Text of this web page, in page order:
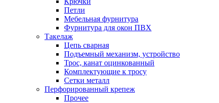
Петли
Мебельная фурнитура
Фурнитура для окон ПВХ
Такелаж
Цепь сварная
Подъемный механизм, устройство
Трос, канат оцинкованный
Комплектующие к тросу
Сетки металл
Перфорированный крепеж
Прочее